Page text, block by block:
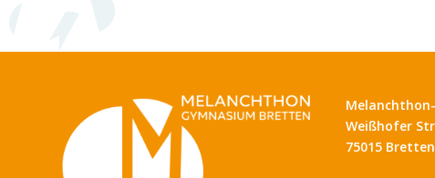
Weißhofer
75015 Bretten